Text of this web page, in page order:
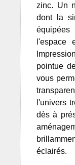
zinc. Un
dont la
l'espace
pointue
vous
l'univers
dès à
éclairés.